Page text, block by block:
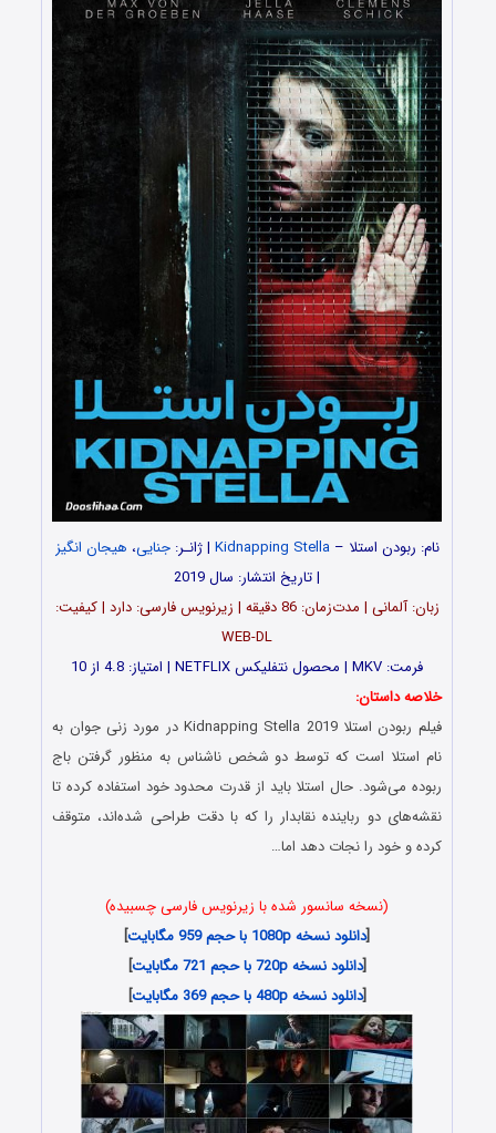
نام: ربودن استلا –Kidnapping Stella | ژانـر:جنایی، هیجان انگیز
| تاریخ انتشار: سال 2019
زبان: آلمانی | مدت‌زمان: 86 دقیقه | زیرنویس فارسی: دارد | کیفیت:
WEB-DL
فرمت: MKV | محصول نتفلیکس NETFLIX | امتیاز: 4.8 از 10
خلاصه داستان:
فیلم ربودن استلا Kidnapping Stella 2019 در مورد زنی جوان به
نام استلا است که توسط دو شخص ناشناس به منظور گرفتن باج
ربوده می‌شود. حال استلا باید از قدرت محدود خود استفاده کرده تا
نقشه‌های دو رباینده نقابدار را که با دقت طراحی شده‌‌اند، متوقف
کرده و خود را نجات دهد اما…
(نسخه سانسور شده با زیرنویس فارسی چسبیده)
[دانلود نسخه 1080p با حجم 959 مگابایت
]
[دانلود نسخه 720p با حجم 721 مگابایت
]
[دانلود نسخه 480p با حجم 369 مگابایت ]